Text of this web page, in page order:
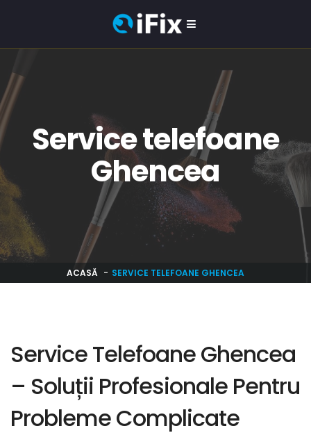
Service telefoane
Ghencea
ACASĂ SERVICE TELEFOANE GHENCEA
Service Telefoane Ghencea
– Soluții Profesionale Pentru
Probleme Complicate